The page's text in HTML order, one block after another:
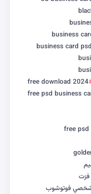
business
business card
free download 2024
free psd business
free
فوتوشوب